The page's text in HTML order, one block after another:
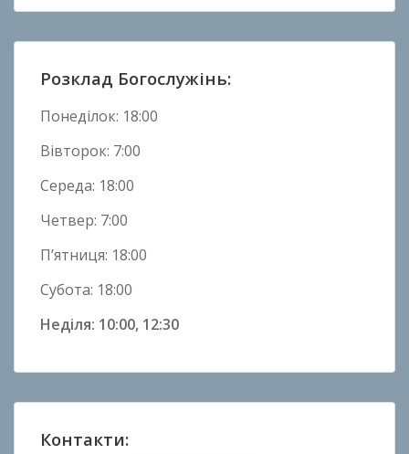
в
н
и
Розклад Богослужінь:
Понеділок: 18:00
Вівторок: 7:00
Середа: 18:00
Четвер: 7:00
П’ятниця: 18:00
Субота: 18:00
Неділя: 10:00, 12:30
Контакти: